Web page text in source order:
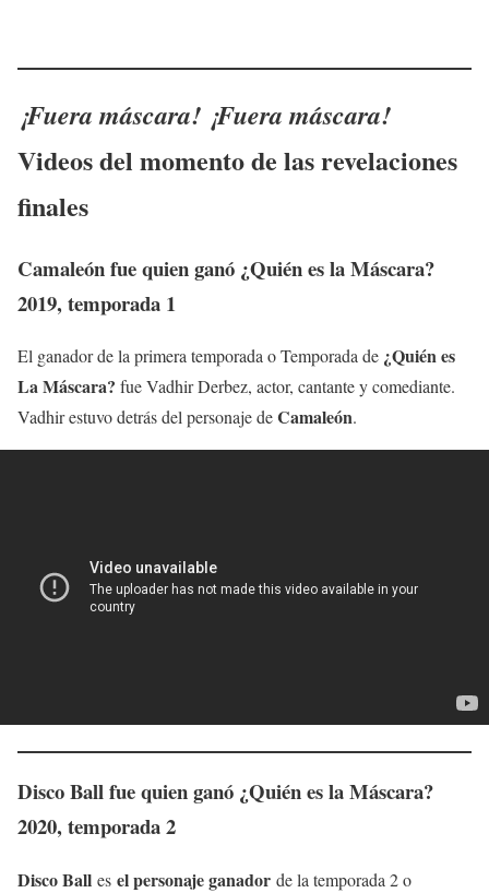
¡Fuera máscara! ¡Fuera máscara!
Videos del momento de las revelaciones
finales
Camaleón fue quien ganó ¿Quién es la Máscara?
2019, temporada 1
El ganador de la primera temporada o Temporada de ¿Quién es
La Máscara? fue Vadhir Derbez, actor, cantante y comediante.
Vadhir estuvo detrás del personaje deCamaleón.
Disco Ball fue quien ganó ¿Quién es la Máscara?
2020, temporada 2
Disco Ball es el personaje ganador de la temporada 2 o